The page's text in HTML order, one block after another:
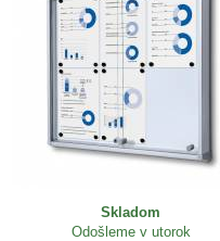
Skladom
Odošleme v utorok